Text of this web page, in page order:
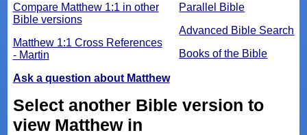
Parallel Bible
Advanced Bible Search
Books of the Bible
Compare Matthew 1:1 in other
Bible versions
Matthew 1:1 Cross References
- Martin
Ask a question about Matthew
Select another Bible version to
view Matthew in